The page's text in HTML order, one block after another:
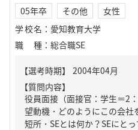
05年卒 その他
女性
学校名 ： 愛知教育大学
職種 ： 総合職SE
【質問内容】
役員面接（面接官：学生＝2
望動機・どのようにこの会社
短所・SEとは何か？SEにと